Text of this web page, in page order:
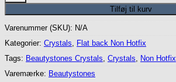
Tilføj til kurv
Varenummer (SKU): N/A
Kategorier: Crystals
Flat back Non Hotfix
Tags: Beautystones Crystals Crystals Non Hotfix
Varemærke: Beautystones